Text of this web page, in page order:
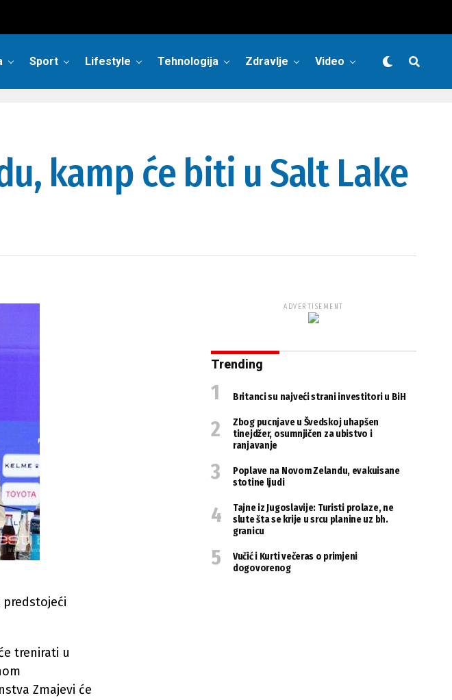
Sport Lifestyle Tehnologija Zdravlje Video
kamp će biti u Salt Lake
predstojeći
trenirati u
Zmajevi će
ADVERTISEMENT
Trending
Britanci su najveći strani investitori u BiH
Zbog pucnjave u Švedskoj uhapšen
tinejdžer, osumnjičen za ubistvo i
ranjavanje
Poplave na Novom Zelandu, evakuisane
stotine ljudi
Tajne iz Jugoslavije: Turisti prolaze, ne
slute šta se krije u srcu planine uz bh.
granicu
Vučić i Kurti večeras o primjeni
dogovorenog